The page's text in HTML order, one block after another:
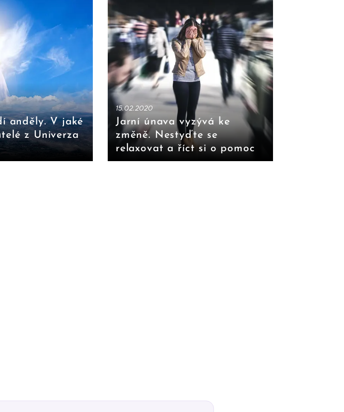
anděly. V jaké
z Univerza
15.02.2020
Jarní únava vyzývá ke
změně. Nestyďte se
relaxovat a říct si o pomoc